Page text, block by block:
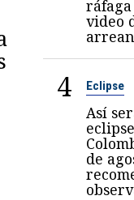
video
4 Eclipse
Así
de